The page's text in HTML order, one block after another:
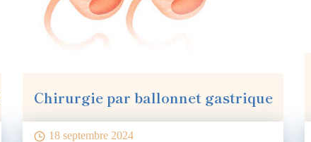
18 septembre 2024
Chirurgie par ballonnet gastrique